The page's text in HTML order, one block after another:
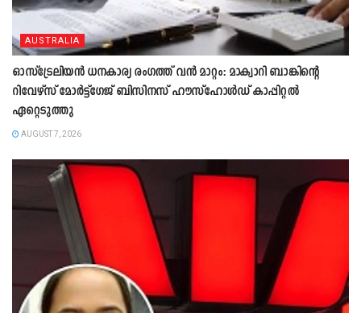
AUSTRALIA
ഓസ്ട്രേലിയൻ ധനകാര്യ രംഗത്ത് വൻ മാറ്റം: മാക്വാറി ബാങ്കിന്റെ
റിവേഴ്സ് മോർട്ട്ഗേജ് ബിസിനസ് ഹൗസ്ഹോൾഡ് കാപ്പിറ്റൽ
ഏറ്റെടുത്തു
AUGUST 7, 2026